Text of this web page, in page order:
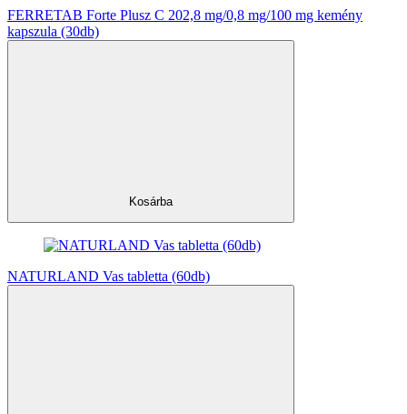
FERRETAB Forte Plusz C 202,8 mg/0,8 mg/100 mg kemény
kapszula (30db)
Kosárba
NATURLAND Vas tabletta (60db)